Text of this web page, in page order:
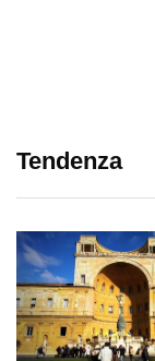
Tendenza